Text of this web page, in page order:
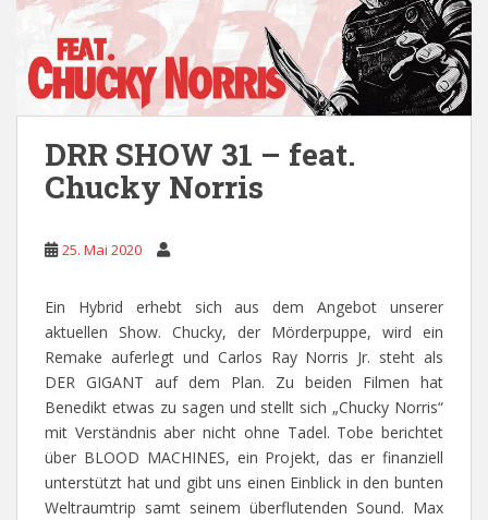
DRR SHOW 31 – feat.
Chucky Norris
25. Mai 2020
Ein Hybrid erhebt sich aus dem Angebot unserer
aktuellen Show. Chucky, der Mörderpuppe, wird ein
Remake auferlegt und Carlos Ray Norris Jr. steht als
DER GIGANT auf dem Plan. Zu beiden Filmen hat
Benedikt etwas zu sagen und stellt sich „Chucky Norris“
mit Verständnis aber nicht ohne Tadel. Tobe berichtet
über BLOOD MACHINES, ein Projekt, das er finanziell
unterstützt hat und gibt uns einen Einblick in den bunten
Weltraumtrip samt seinem überflutenden Sound. Max